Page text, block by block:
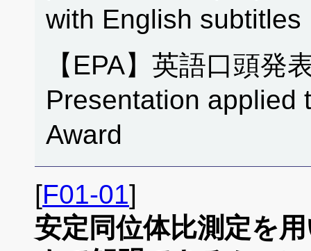
with English subtitles
【EPA】英語口頭発
Presentation applied
Award
[F01-01]
安定同位体比測定を